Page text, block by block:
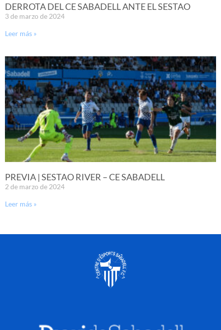
DERROTA DEL CE SABADELL ANTE EL SESTAO
3 de marzo de 2024
Leer más »
PREVIA | SESTAO RIVER – CE SABADELL
2 de marzo de 2024
Leer más »